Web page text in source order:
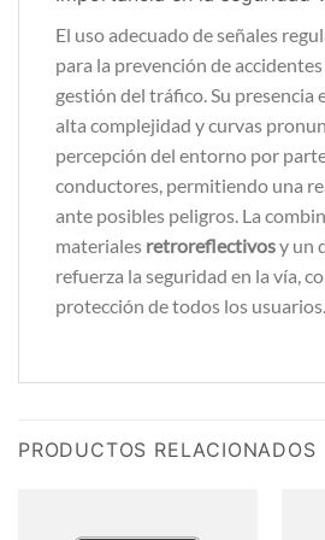
El uso adecuado de señales
para la prevención de
gestión del tráfico. Su presencia
alta complejidad y curvas
percepción del entorno por
conductores, permitiendo una
ante posibles peligros. La
materiales retroreflectivosy un
refuerza la seguridad en la vía,
protección de todos los usuarios.
PRODUCTOS RELACIONADOS